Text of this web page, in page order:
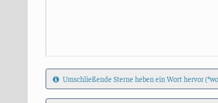
Umschließende Sterne heben ein Wort hervor